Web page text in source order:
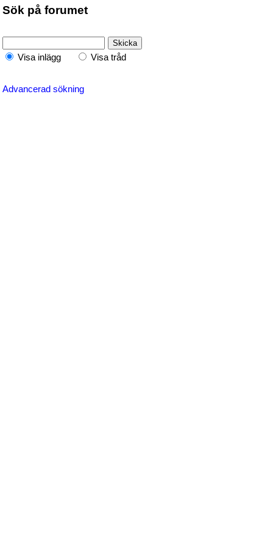
Sök på forumet
Visa inlägg Visa tråd
Advancerad sökning